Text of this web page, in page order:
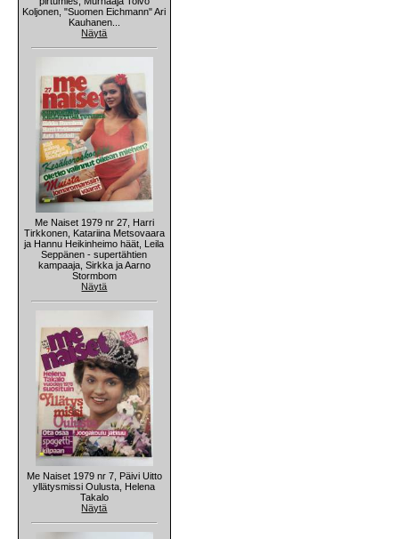
Koljonen, "Suomen Eichmann" Ari
Kauhanen...
Näytä
Me Naiset 1979 nr 27, Harri
Tirkkonen, Katariina Metsovaara
ja Hannu Heikinheimo häät, Leila
Seppänen - supertähtien
kampaaja, Sirkka ja Aarno
Stormbom
Näytä
Me Naiset 1979 nr 7, Päivi Uitto
yllätysmissi Oulusta, Helena
Takalo
Näytä